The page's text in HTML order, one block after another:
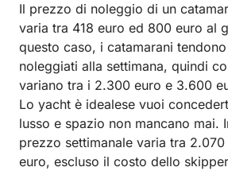
Il prezzo di noleggio di un
varia tra 418 euro ed 800 euro al
questo caso, i catamarani
noleggiati alla settimana, quindi
variano tra i 2.300 euro e 3.600
Lo yacht è idealese vuoi
lusso e spazio non mancano mai.
prezzo settimanale varia tra
euro, escluso il costo dello